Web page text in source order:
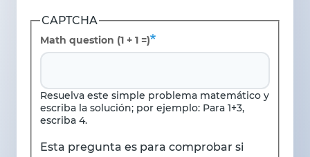
CAPTCHA
Math question (1 + 1 =)
Resuelva este simple problema matemático y
escriba la solución; por ejemplo: Para 1+3,
escriba 4.
Esta pregunta es para comprobar si